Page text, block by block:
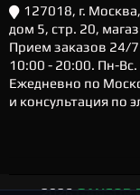
127018, г.
дом 5, стр. 20,
Прием заказов 24/7
10:00 - 20:00. Пн-
Ежедневно по
и консультация по